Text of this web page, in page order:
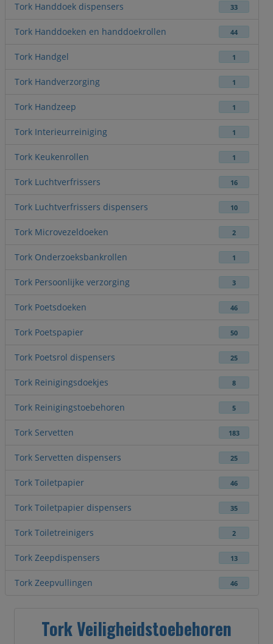
Tork Handdoek dispensers 33
Tork Handdoeken en handdoekrollen 44
Tork Handgel 1
Tork Handverzorging 1
Tork Handzeep 1
Tork Interieurreiniging 1
Tork Keukenrollen 1
Tork Luchtverfrissers 16
Tork Luchtverfrissers dispensers 10
Tork Microvezeldoeken 2
Tork Onderzoeksbankrollen 1
Tork Persoonlijke verzorging 3
Tork Poetsdoeken 46
Tork Poetspapier 50
Tork Poetsrol dispensers 25
Tork Reinigingsdoekjes 8
Tork Reinigingstoebehoren 5
Tork Servetten 183
Tork Servetten dispensers 25
Tork Toiletpapier 46
Tork Toiletpapier dispensers 35
Tork Toiletreinigers 2
Tork Zeepdispensers 13
Tork Zeepvullingen 46
Tork Veiligheidstoebehoren